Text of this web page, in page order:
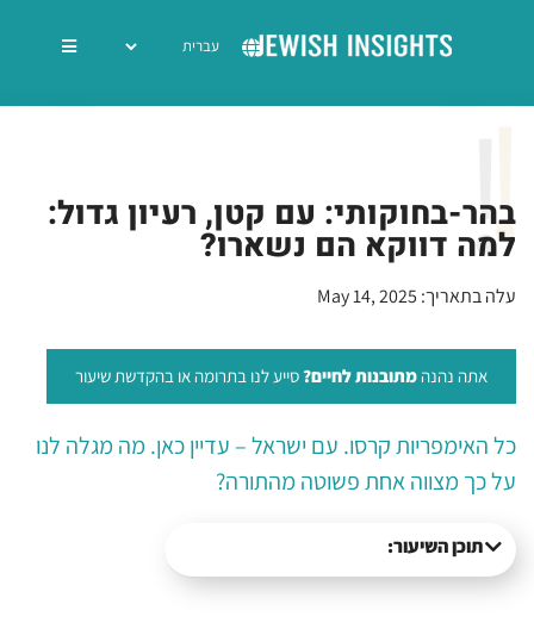
בהר-בחוקותי: עם קטן, רעיון גדול:
למה דווקא הם נשארו?
עלה בתאריך: May 14, 2025
אתה נהנהמתובנות לחיים?סייע לנו בתרומה או בהקדשת שיעור
כל האימפריות קרסו. עם ישראל – עדיין כאן. מה מגלה לנו
על כך מצווה אחת פשוטה מהתורה?
תוכן השיעור: